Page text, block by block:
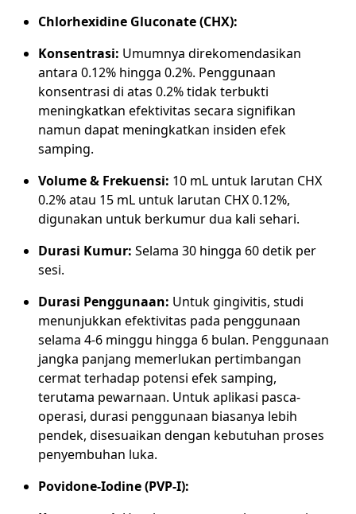
Chlorhexidine Gluconate (CHX):
Konsentrasi: Umumnya direkomendasikan
antara 0.12% hingga 0.2%. Penggunaan
konsentrasi di atas 0.2% tidak terbukti
meningkatkan efektivitas secara signifikan
namun dapat meningkatkan insiden efek
samping.
Volume & Frekuensi: 10 mL untuk larutan CHX
0.2% atau 15 mL untuk larutan CHX 0.12%,
digunakan untuk berkumur dua kali sehari.
Durasi Kumur: Selama 30 hingga 60 detik per
sesi.
Durasi Penggunaan: Untuk gingivitis, studi
menunjukkan efektivitas pada penggunaan
selama 4-6 minggu hingga 6 bulan. Penggunaan
jangka panjang memerlukan pertimbangan
cermat terhadap potensi efek samping,
terutama pewarnaan. Untuk aplikasi pasca-
operasi, durasi penggunaan biasanya lebih
pendek, disesuaikan dengan kebutuhan proses
penyembuhan luka.
Povidone-Iodine (PVP-I):